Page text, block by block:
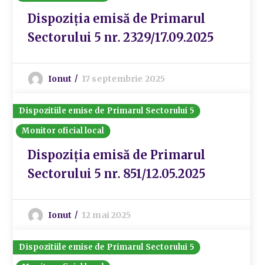
Dispoziția emisă de Primarul
Sectorului 5 nr. 2329/17.09.2025
Ionut 17 septembrie 2025
Dispozitiile emise de Primarul Sectorului 5
Monitor oficial local
Dispoziția emisă de Primarul
Sectorului 5 nr. 851/12.05.2025
Ionut 12 mai 2025
Dispozitiile emise de Primarul Sectorului 5